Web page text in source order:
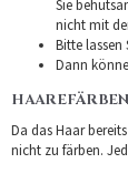
Sie
nicht mit
Bitte lassen
Dann
HAAREFÄRBEN
Da das Haar
nicht zu färben.